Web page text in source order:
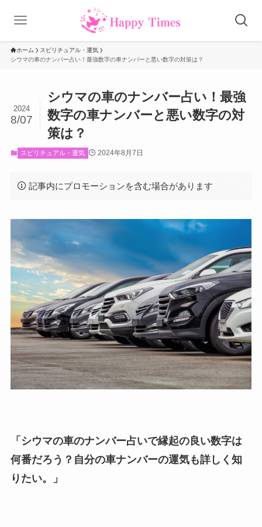
ホーム
スピリチュアル・運気
シウマの車のナンバー占い！最強数字の車ナンバーと悪い数字の対策は？
シウマの車のナンバー占い！最強
数字の車ナンバーと悪い数字の対
策は？
2024
8/07
スピリチュアル・運気 2024年8月7日
記事内にプロモーションを含む場合があります
「シウマの車のナンバー占いで縁起の良い数字は
何番だろう？自分の車ナンバーの運気も詳しく知
りたい。」